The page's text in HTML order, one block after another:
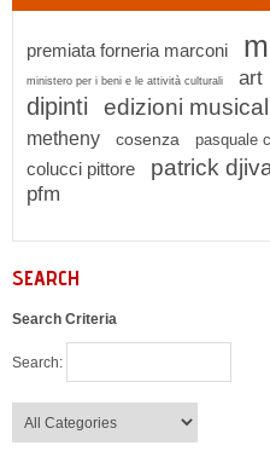
premiata forneria marconi
ministero per i beni e le attività culturali art
dipinti edizioni
metheny
cosenza pasquale
colucci pittore patrick
pfm
SEARCH
Search Criteria
Search: